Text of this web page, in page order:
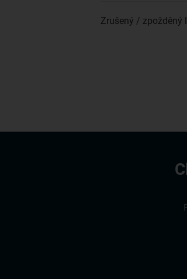
Zrušený / zpožděný